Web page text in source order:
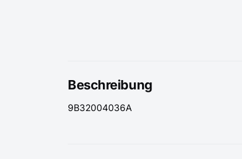
Beschreibung
9B32004036A